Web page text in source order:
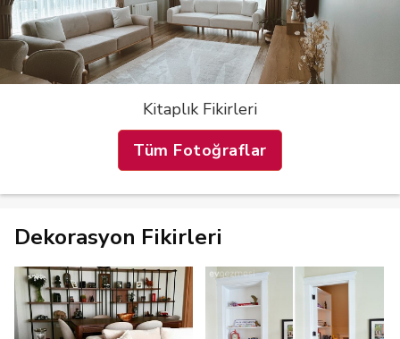
Kitaplık Fikirleri
Tüm Fotoğraflar
Dekorasyon Fikirleri